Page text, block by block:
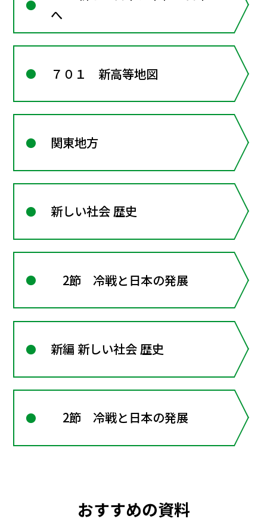
へ
７０１ 新高等地図
関東地方
新しい社会 歴史
2節 冷戦と日本の発展
新編 新しい社会 歴史
2節 冷戦と日本の発展
おすすめの資料